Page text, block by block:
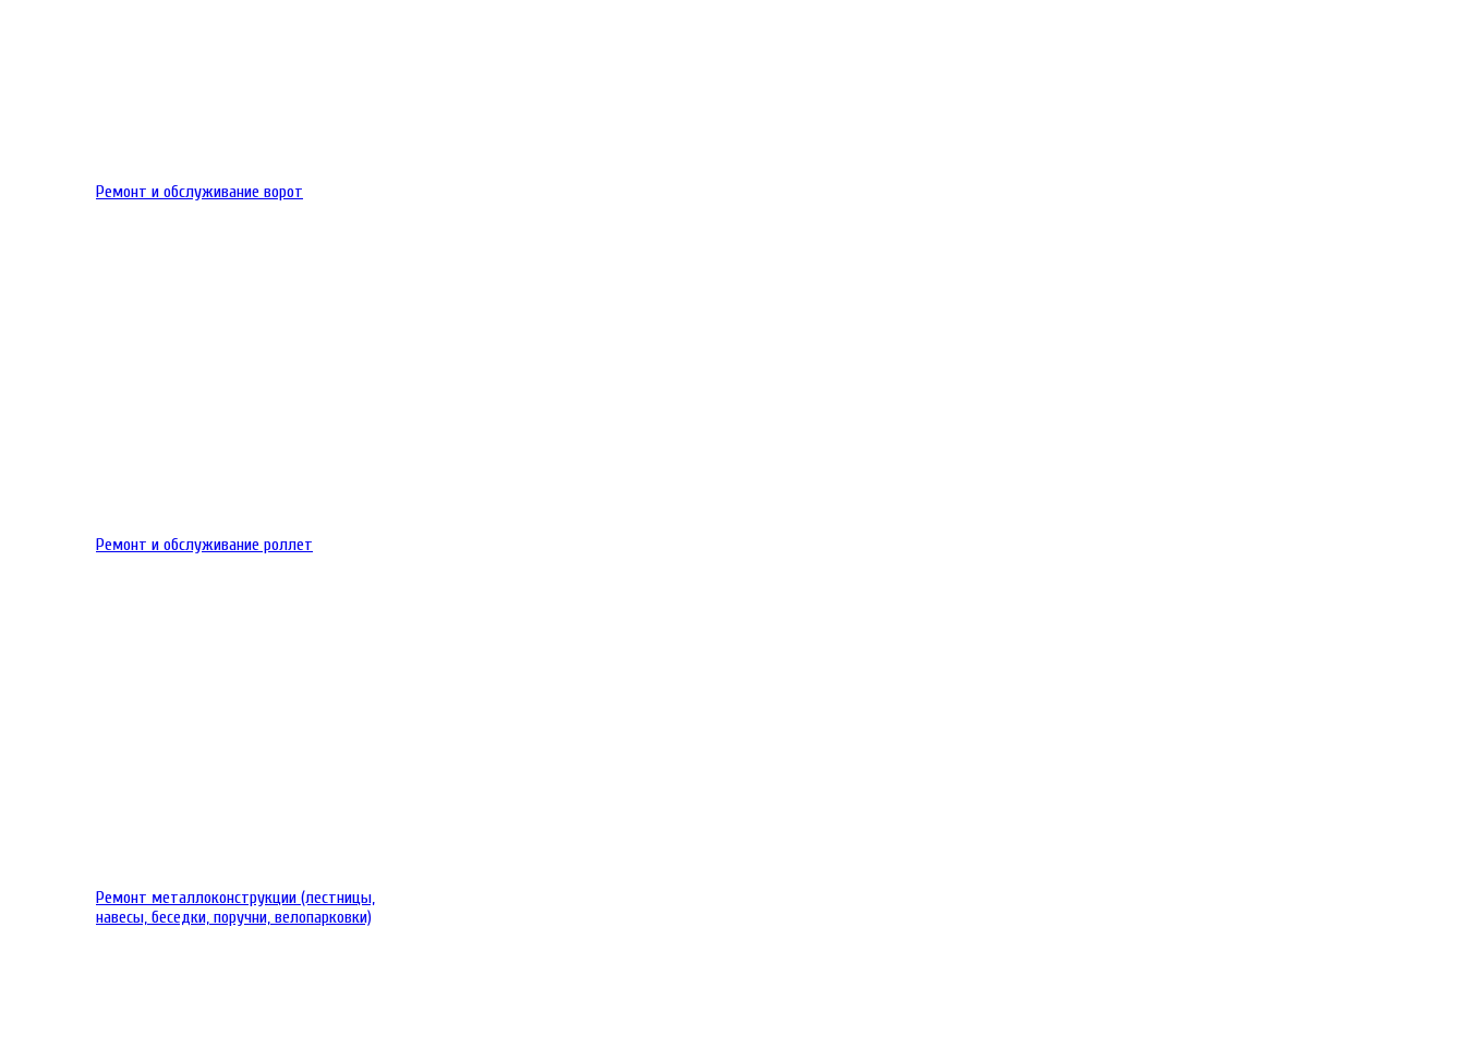
Ремонт и обслуживание ворот
Ремонт и обслуживание роллет
Ремонт металлоконструкции (лестницы,
навесы, беседки, поручни, велопарковки)